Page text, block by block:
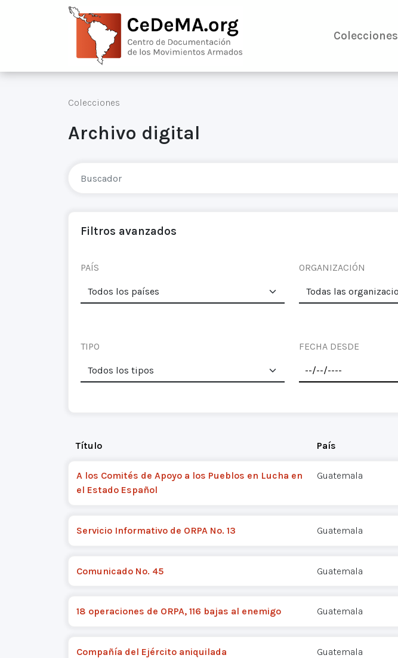
Colecciones
Colecciones
Archivo digital
Filtros avanzados
PAÍS ORGANIZACIÓN
TIPO FECHA DESDE
Título País
A los Comités de Apoyo a los Pueblos en Lucha en
el Estado Español
Guatemala
Servicio Informativo de ORPA No. 13 Guatemala
Comunicado No. 45 Guatemala
18 operaciones de ORPA, 116 bajas al enemigo Guatemala
Compañía del Ejército aniquilada Guatemala